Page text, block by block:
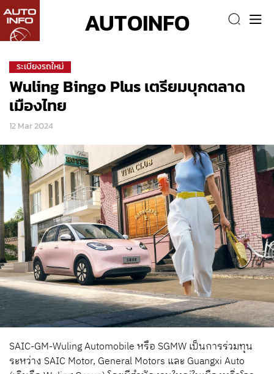
AUTOINFO
ระเบียงรถใหม่
Wuling Bingo Plus เตรียมบุกตลาด
เมืองไทย
12 Mar 2024
SAIC-GM-Wuling Automobile หรือ SGMW เป็นการร่วมทุน
ระหว่าง SAIC Motor, General Motors และ Guangxi Auto